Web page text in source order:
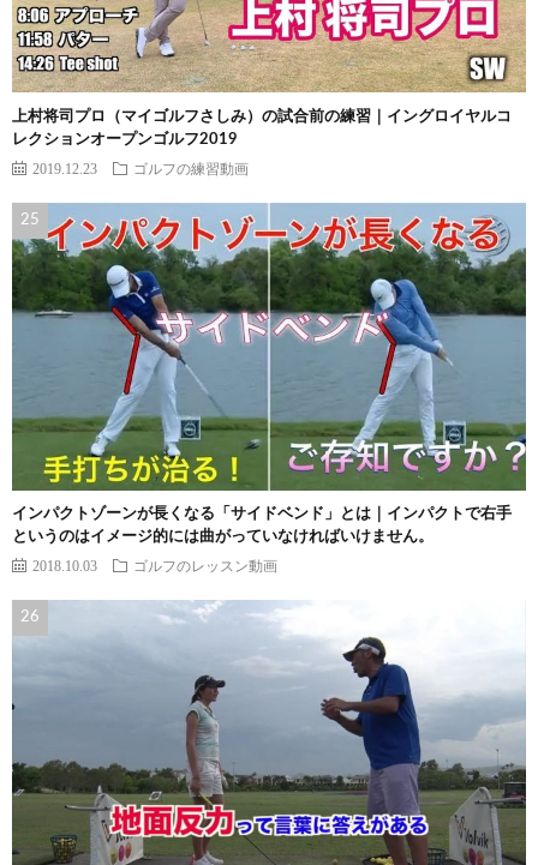
上村将司プロ（マイゴルフさしみ）の試合前の練習｜イングロイヤルコ
レクションオープンゴルフ2019
2019.12.23 ゴルフの練習動画
インパクトゾーンが長くなる「サイドベンド」とは｜インパクトで右手
というのはイメージ的には曲がっていなければいけません。
2018.10.03 ゴルフのレッスン動画